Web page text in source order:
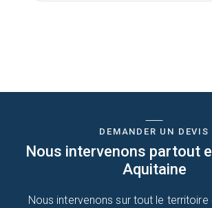
DEMANDER UN DEVIS
Nous intervenons partout
Aquitaine
Nous intervenons sur tout le territoire